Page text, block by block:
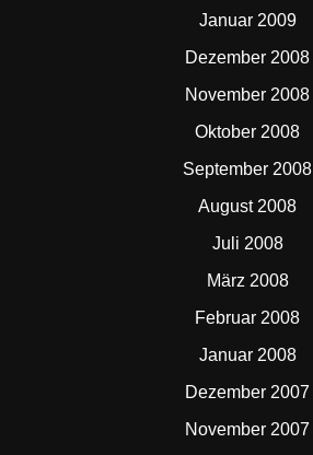
Januar 2009
Dezember 2008
November 2008
Oktober 2008
September 2008
August 2008
Juli 2008
März 2008
Februar 2008
Januar 2008
Dezember 2007
November 2007